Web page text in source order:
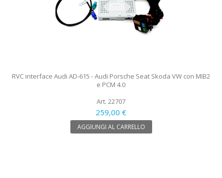
RVC interface Audi AD-615 - Audi Porsche Seat Skoda VW con MIB2
e PCM 4.0
Art. 22707
259,00 €
AGGIUNGI AL CARRELLO